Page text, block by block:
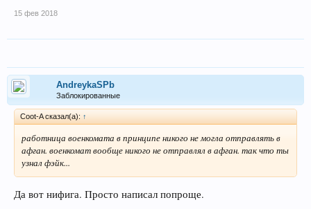
15 фев 2018
AndreykaSPb
Заблокированные
Coot-A сказал(а): ↑
работница военкомата в принципе никого не могла отправлять в
афган. военкомат вообще никого не отправлял в афган. так что ты
узнал фэйк...
Да вот нифига. Просто написал попроще.